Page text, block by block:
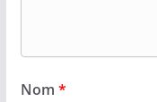
Nom *